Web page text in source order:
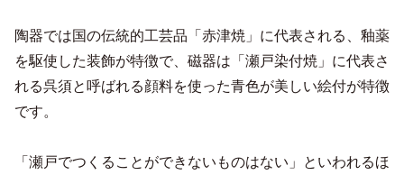
陶器では国の伝統的工芸品「赤津焼」に代表される、釉薬
を駆使した装飾が特徴で、磁器は「瀬戸染付焼」に代表さ
れる呉須と呼ばれる顔料を使った青色が美しい絵付が特徴
です。
「瀬戸でつくることができないものはない」といわれるほ